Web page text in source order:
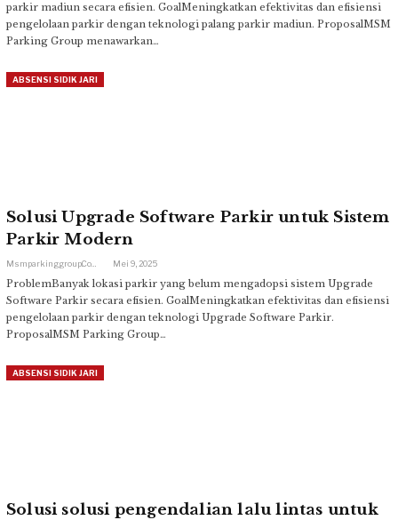
parkir madiun secara efisien. GoalMeningkatkan efektivitas dan efisiensi
pengelolaan parkir dengan teknologi palang parkir madiun. ProposalMSM
Parking Group menawarkan…
ABSENSI SIDIK JARI
Solusi Upgrade Software Parkir untuk Sistem
Parkir Modern
Mei 9, 2025
ProblemBanyak lokasi parkir yang belum mengadopsi sistem Upgrade
Software Parkir secara efisien. GoalMeningkatkan efektivitas dan efisiensi
pengelolaan parkir dengan teknologi Upgrade Software Parkir.
ProposalMSM Parking Group…
ABSENSI SIDIK JARI
Solusi solusi pengendalian lalu lintas untuk